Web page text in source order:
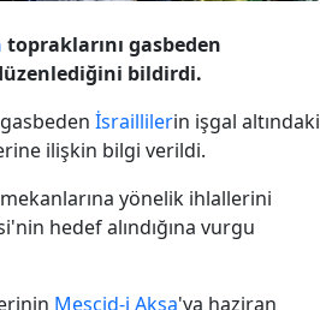
topraklarını gasbeden
bildirdi.
İsraillilerin işgal altındaki
ilişkin bilgi verildi.
yönelik ihlallerini
hedef alındığına vurgu
Mescid-i Aksa'ya haziran